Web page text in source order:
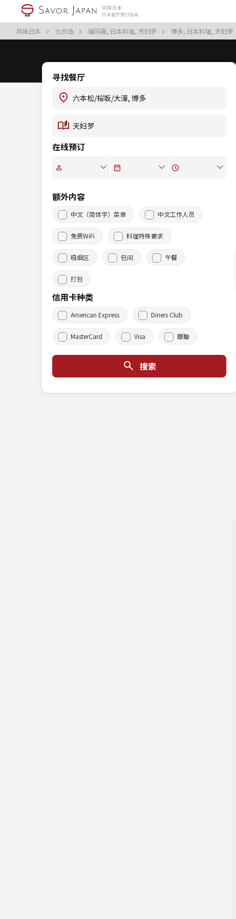
风味日本 九州岛 福冈县, 日本料理, 天妇罗 博多, 日本料理, 天妇罗
寻找餐厅
在线预订
额外内容
中文（简体字）菜单 中文工作人员
免费WiFi 料理特殊要求
吸烟区 包间 午餐
打包
信用卡种类
American Express Diners Club
MasterCard Visa 銀聯
搜索